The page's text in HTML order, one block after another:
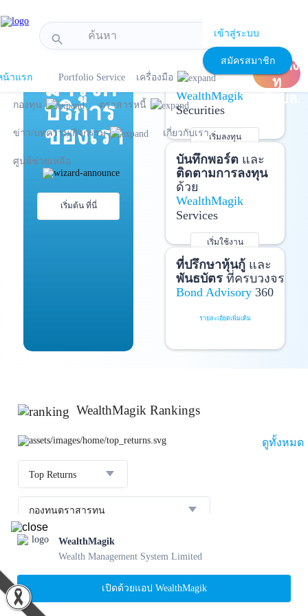
search เข้าสู่ระบบ
สมัครสมาชิก
น้าแรก
Portfolio Service เครื่องมือ
กองทุน ตราสารหนี้
ข่าว/บทความ/กิจกรรม เกี่ยวกับเรา
ศูนย์ช่วยเหลือ
เปิด
บัญชีลง
ทุ
นกับบล.
แนะนำ
มารู้จัก
บริการ
ของเรา
เริ่มต้น ที่นี่
เปิดบัญชี
และ
ลงทุนด้วยตัวเอง
ได้ที่
WealthMagik
Securities
เริ่มลงทุน
รายละเอียดเพิ่มเติม
บันทึกพอร์ตและ
ติดตามการลงทุน
ด้วย
WealthMagik
Services
เริ่มใช้งาน
รายละเอียดเพิ่มเติม
ที่ปรึกษาหุ้นกู้และ
พันธบัตรที่ครบวงจร
Bond Advisory360
รายละเอียดเพิ่มเติม
WealthMagik Rankings
ดูทั้งหมด
Top Returns
กองทุนตราสารทุน
กองทุน บลจ.
1
SCBBANKINGE
23.36 %
WealthMagik
Wealth Management System Limited
เปิดด้วยแอป WealthMagik